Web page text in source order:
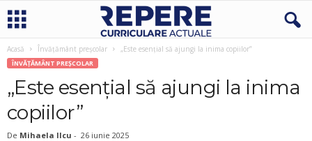
Acasă Învățământ preșcolar „Este esențial să ajungi la inima copiilor”
ÎNVĂȚĂMÂNT PREȘCOLAR
„Este esențial să ajungi la inima
copiilor”
De Mihaela Ilcu - 26 iunie 2025